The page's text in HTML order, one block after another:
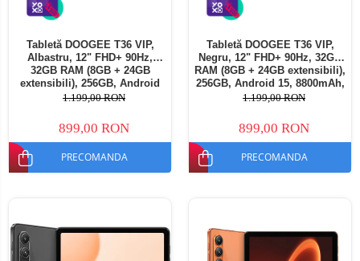
Tabletă DOOGEE T36 VIP,
Albastru, 12" FHD+ 90Hz,
32GB RAM (8GB + 24GB
extensibili), 256GB, Android
15, 8800mAh, Dual SIM
1.199,00 RON
899,00 RON
PRECOMANDA
Tabletă DOOGEE T36 VIP,
Negru, 12" FHD+ 90Hz, 32GB
RAM (8GB + 24GB extensibili),
256GB, Android 15, 8800mAh,
Dual SIM
1.199,00 RON
899,00 RON
PRECOMANDA